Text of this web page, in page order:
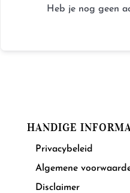
Heb je nog geen
HANDIGE
Privacybeleid
Algemene
Disclaimer